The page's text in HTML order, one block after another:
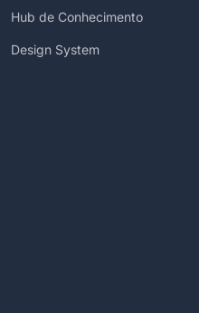
Hub de Conhecimento
Design System